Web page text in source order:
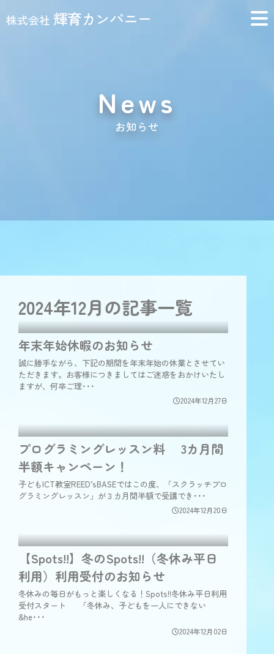
株式会社 輝育カンパニー
お知らせ
News
2024年12月の記事一覧
年末年始休暇のお知らせ
2024年12月27日
誠に勝手ながら、下記の期間を年末年始の休業とさせてい
ただきます。お客様につきましてはご迷惑をおかけいたし
ますが、何卒ご理･･･
プログラミングレッスン料 3カ月間
半額キャンペーン！
2024年12月20日
子どもICT教室REED’sBASEではこの度、「スクラッチプロ
グラミングレッスン」が３カ月間半額で受講でき･･･
【Spots!!】冬のSpots!!（冬休み平日
利用）利用受付のお知らせ
2024年12月02日
冬休みの毎日がもっと楽しくなる！Spots!!冬休み平日利用
受付スタート 「冬休み、子どもを一人にできない
&he･･･